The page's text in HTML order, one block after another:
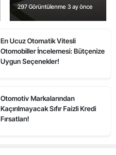
Koltuklu Araçları
Piyasaya Sürüyor
297 Görüntülenme 3 ay önce
En Ucuz Otomatik Vitesli
Otomobiller İncelemesi: Bütçenize
Uygun Seçenekler!
Otomotiv Markalarından
Kaçırılmayacak Sıfır Faizli Kredi
Fırsatları!